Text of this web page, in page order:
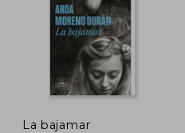
dcto.
La bajamar